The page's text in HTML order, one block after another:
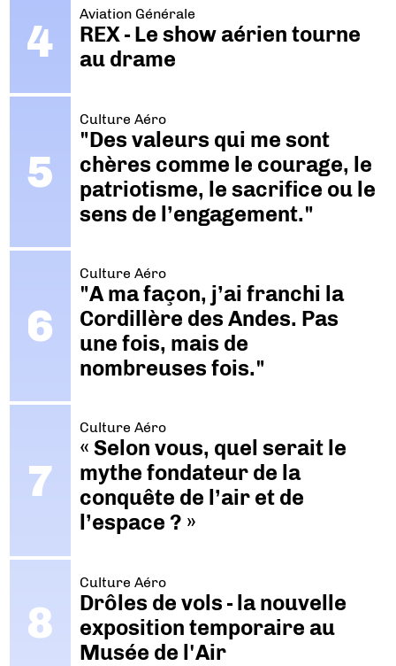
Aviation Générale
REX - Le show aérien tourne
au drame
Culture Aéro
"Des valeurs qui me sont
chères comme le courage, le
patriotisme, le sacrifice ou le
sens de l’engagement."
Culture Aéro
"A ma façon, j’ai franchi la
Cordillère des Andes. Pas
une fois, mais de
nombreuses fois."
Culture Aéro
« Selon vous, quel serait le
mythe fondateur de la
conquête de l’air et de
l’espace ? »
Culture Aéro
Drôles de vols - la nouvelle
exposition temporaire au
Musée de l'Air